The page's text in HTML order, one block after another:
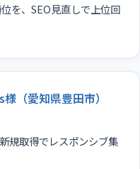
を、SEO見直しで上位回
（愛知県豊田市）
規取得でレスポンシブ集